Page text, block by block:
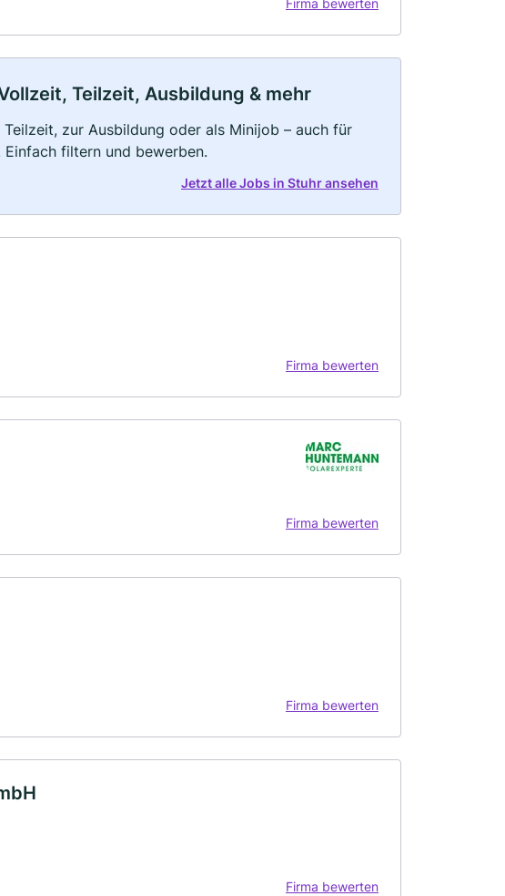
Firma bewerten
Teilzeit, Ausbildung & mehr
zur Ausbildung oder als Minijob – auch für
Einfach filtern und bewerben.
Jetzt alle Jobs in Stuhr ansehen
Firma bewerten
Firma bewerten
Firma bewerten
Firma bewerten